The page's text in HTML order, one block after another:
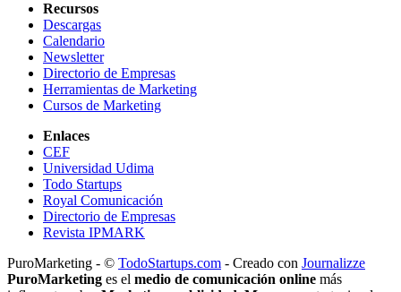
Recursos
Descargas
Calendario
Newsletter
Directorio de Empresas
Herramientas de Marketing
Cursos de Marketing
Enlaces
CEF
Universidad Udima
Todo Startups
Royal Comunicación
Directorio de Empresas
Revista IPMARK
PuroMarketing - © TodoStartups.com - Creado con Journalizze
PuroMarketing es el medio de comunicación online más